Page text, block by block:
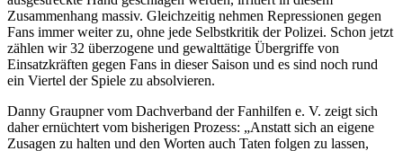
Zusammenhang massiv. Gleichzeitig nehmen Repressionen gegen
Fans immer weiter zu, ohne jede Selbstkritik der Polizei. Schon jetzt
zählen wir 32 überzogene und gewalttätige Übergriffe von
Einsatzkräften gegen Fans in dieser Saison und es sind noch rund
ein Viertel der Spiele zu absolvieren.
Danny Graupner vom Dachverband der Fanhilfen e. V. zeigt sich
daher ernüchtert vom bisherigen Prozess: „Anstatt sich an eigene
Zusagen zu halten und den Worten auch Taten folgen zu lassen,